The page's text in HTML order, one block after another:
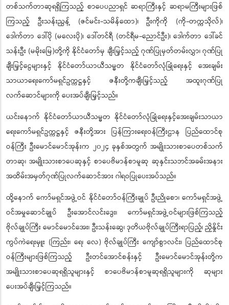
သာယာရေးကော်မရှင်ဥက္ကဋ္ဌနှင့် ဇနီးတို့က ၂၀၂၄ ခုနှစ်၊ အမျိုးသားစာပေ
တစ်သက်တာဆုရရှိကြသည့် စာပေပညာရှင် ဆရာကြီးနှင့် ဆရာမကြီးများဖြစ်
ကြသည့် ဦးသန်းညွန့် (ဇင်မင်း-သမိန်ထော)၊ ဦးကိုကို (ကို-တက္ကသိုလ်)၊
ဒေါက်တာ ဒေါ်ပို (မလေးပို)၊ ဒေါ်တင်ရီ (တင်ရီမ-ညောင်ဦး)၊ ဒေါက်တာ ဒေါ်ခင်
သန်းဦး (မမိုးမြေ)တို့ကို နိုင်ငံတော်မှ ချီးမြှင့်သည့် ဂုဏ်ပြုမှတ်တမ်းလွှာ၊ ဂုဏ်ပြု
ချီးမြှင့်ငွေများနှင့် နိုင်ငံတော်ယာယီသမ္မတ နိုင်ငံတော်လုံခြုံရေးနှင့် အေးချမ်း
သာယာရေးကော်မရှင်ဥက္ကဋ္ဌနှင့် ဇနီးတို့ကချီးမြှင့်သည့် အထူးဂုဏ်ပြု
ယင်းနောက် နိုင်ငံတော်ယာယီသမ္မတ နိုင်ငံတော်လုံခြုံရေးနှင့်အေးချမ်းသာယာ
ရေးကော်မရှင်ဥက္ကဋ္ဌနှင့် ဇနီးတို့အား ပြန်ကြားရေးဝန်ကြီးဌာန ပြည်ထောင်စု
ဝန်ကြီး ဦးမောင်မောင်အုန်းက ၂၀၂၄ ခုနှစ်အတွက် အမျိုးသားစာပေတစ်သက်
တာဆု၊ အမျိုးသားစာပေဆုနှင့် စာပေဗိမာန်စာမူဆု ဆုနှင်းသဘင်အခမ်းအနား
ထို့နောက် ကော်မရှင်အဖွဲ့ဝင် နိုင်ငံတော်ဝန်ကြီးချုပ် ဦးညိုစော၊ ကော်မရှင်အဖွဲ့
ဝင်အမှုဆောင်ချုပ် ဦးအောင်လင်းဒွေး၊ ကော်မရှင်အဖွဲ့ဝင်များဖြစ်ကြသည့်
ဗိုလ်ချုပ်ကြီး မောင်မောင်အေး၊ ဦးသန်းဆွေ၊ ဒုတိယဗိုလ်ချုပ်ကြီးရာပြည့်၊ ညှိနှိုင်း
ကွပ်ကဲရေးမှူး (ကြည်း၊ ရေ၊ လေ) ဗိုလ်ချုပ်ကြီး ကျော်စွာလင်း၊ ပြည်ထောင်စု
ဝန်ကြီးများဖြစ်ကြသည့် ဦးတင်အောင်စန်းနှင့် ဦးမောင်မောင်အုန်းတို့က
အမျိုးသားစာပေဆုရရှိသူများနှင့် စာပေဗိမာန်စာမူဆုရရှိသူများကို ဆုများ